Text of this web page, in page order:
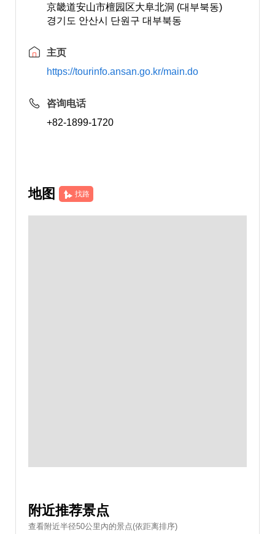
京畿道安山市檀园区大阜北洞 (대부북동)
경기도 안산시 단원구 대부북동
主页
https://tourinfo.ansan.go.kr/main.do
咨询电话
+82-1899-1720
地图 找路
附近推荐景点
查看附近半径50公里內的景点(依距离排序)